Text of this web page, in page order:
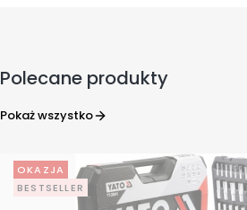
Polecane produkty
Pokaż wszystko
OKAZJA
BESTSELLER